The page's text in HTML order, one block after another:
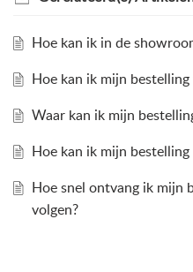
Hoe kan ik in de
Hoe kan ik mijn
Waar kan ik mijn
Hoe kan ik mijn
Hoe snel ontvang ik mijn
volgen?